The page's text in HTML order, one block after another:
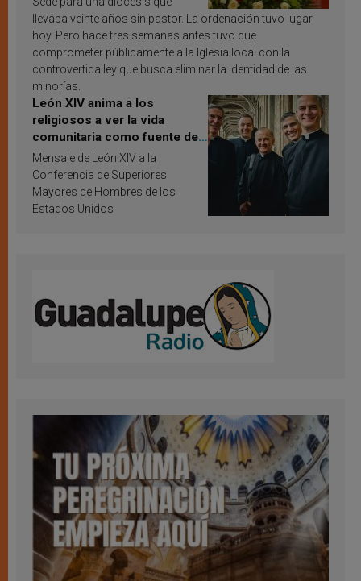
llevaba veinte años sin pastor. La ordenación tuvo lugar
hoy. Pero hace tres semanas antes tuvo que
comprometer públicamente a la Iglesia local con la
controvertida ley que busca eliminar la identidad de las
minorías.
León XIV anima a los
religiosos a ver la vida
comunitaria como fuente de
inspiración y santificación
Mensaje de León XIV a la
Conferencia de Superiores
Mayores de Hombres de los
Estados Unidos